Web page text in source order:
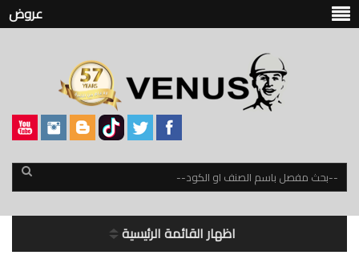
عروض
اظهار القائمة الرئيسية